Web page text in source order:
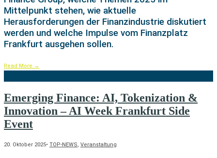
Mittelpunkt stehen, wie aktuelle
Herausforderungen der Finanzindustrie diskutiert
werden und welche Impulse vom Finanzplatz
Frankfurt ausgehen sollen.
Read More →
Emerging Finance: AI, Tokenization &
Innovation – AI Week Frankfurt Side
Event
20. Oktober 2025• TOP-NEWS, Veranstaltung